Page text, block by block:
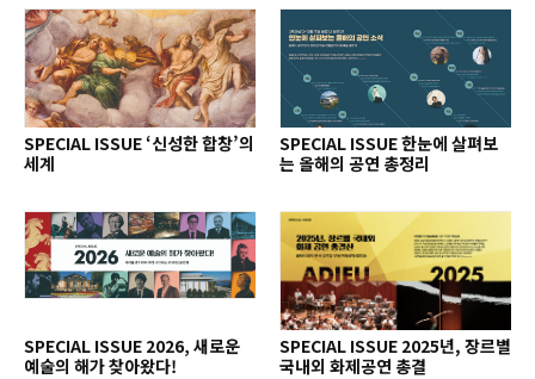
SPECIAL ISSUE ‘신성한 합창’의
세계
SPECIAL ISSUE 한눈에 살펴보
는 올해의 공연 총정리
SPECIAL ISSUE 2026, 새로운
예술의 해가 찾아왔다!
SPECIAL ISSUE 2025년, 장르별
국내외 화제공연 총결